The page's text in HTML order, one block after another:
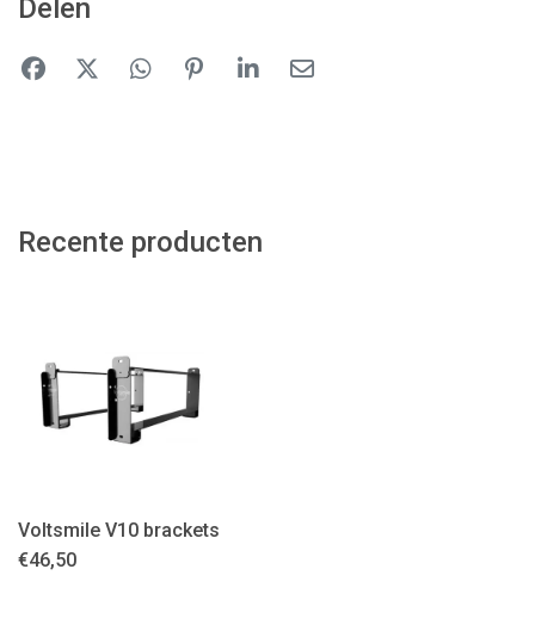
Delen
Recente producten
Voltsmile V10 brackets
€46,50